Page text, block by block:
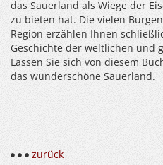
das Sauerland als Wiege der
zu bieten hat. Die vielen
Region erzählen Ihnen
Geschichte der weltlichen und
Lassen Sie sich von diesem
das wunderschöne Sauerland.
zurück